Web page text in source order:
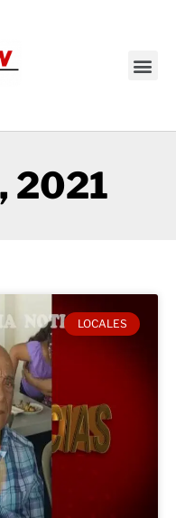
2021
LOCALES